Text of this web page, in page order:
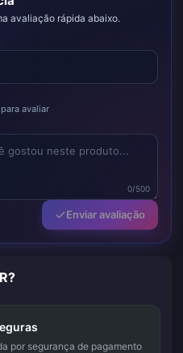
avaliação rápida abaixo.
avaliar
0/500
Enviar avaliação
por segurança de pagamento